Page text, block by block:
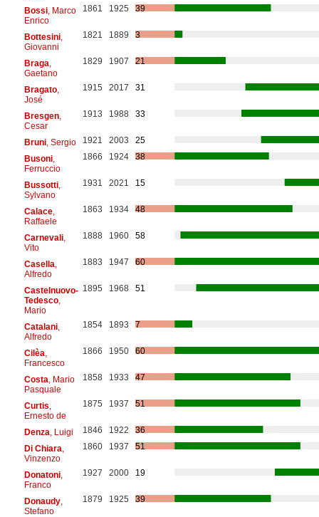
Bossi, Marco
Enrico
1861 1925 39
Bottesini,
Giovanni
1821 1889 3
Braga
Gaetano
1829 1907 21
Bragato,
José
1915 2017 31
Bresgen,
Cesar
1913 1988 33
Bruni, Sergio 1921 2003
25
Busoni,
Ferruccio
1866 1924 38
Bussotti,
Sylvano
1931 2021 15
Calace,
Raffaele
1863 1934 48
Carnevali,
Vito
1888 1960 58
Casella
Alfredo
1883 1947 60
Castelnuovo-
Tedesco,
Mario
1895 1968 51
Catalani,
Alfredo
1854 1893 7
Cilèa
Francesco
1866 1950 60
Costa , Mario
Pasquale
1858 1933 47
Curtis
Ernesto de
1875 1937 51
Denza , Luigi 1846 1922
36
Di Chiara
Vinzenzo
1860 1937 51
Donatoni,
Franco
1927 2000 19
Donaudy,
Stefano
1879 1925 39